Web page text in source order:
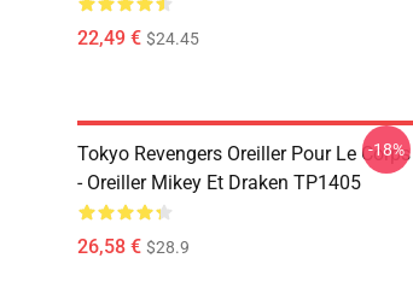
22,49 € $24.45
Tokyo Revengers Oreiller Pour Le Corps
- Oreiller Mikey Et Draken TP1405
26,58 € $28.9
-18%